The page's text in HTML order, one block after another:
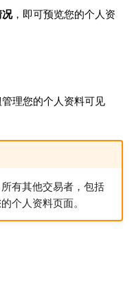
况，即可预览您的个人资
理您的个人资料可见
有其他交易者，包括
个人资料页面。